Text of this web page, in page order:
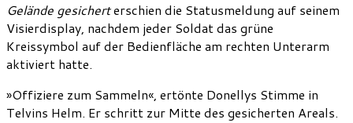
Gelände gesicherterschien die Statusmeldung auf seinem
Visierdisplay, nachdem jeder Soldat das grüne
Kreissymbol auf der Bedienfläche am rechten Unterarm
aktiviert hatte.
»Offiziere zum Sammeln«, ertönte Donellys Stimme in
Telvins Helm. Er schritt zur Mitte des gesicherten Areals.